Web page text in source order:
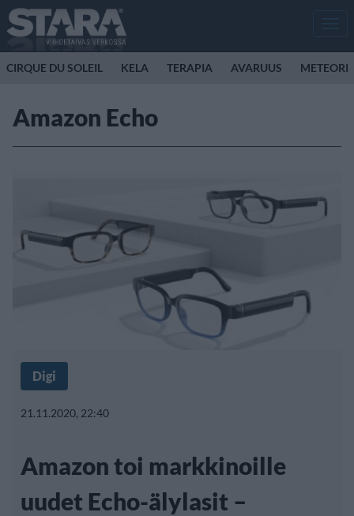
CIRQUE DU SOLEIL KELA TERAPIA AVARUUS METEORI
Amazon Echo
Digi
21.11.2020, 22:40
Amazon toi markkinoille
uudet Echo-älylasit –